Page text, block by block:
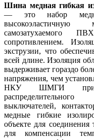
Шина медная гибкая
— это набор
самозатухаемого
сопротивлением.
экструзии, что
всей длине. Изоляция
выдерживает гораздо
напряжения, чем
НКУ ШМГИ
распределительного
выключателей,
медные гибкие
объекте для
для компенсации